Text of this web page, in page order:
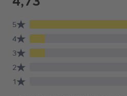
Wysoka wytrzymałość
Bezpieczna
Pętla zabezpieczona klamrą